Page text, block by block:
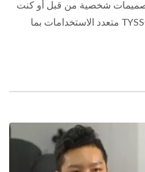
شخصية من قبل أو كنت
تفعل ذلك منذ سنوات، فإن TYSSO متعدد الاستخدامات بما